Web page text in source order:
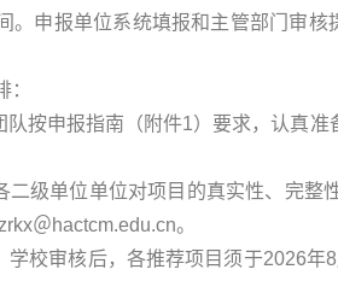
。申报单位系统填报和主管部门审
：
队按申报指南（附件1）要求，认真
二级单位单位对项目的真实性、完整
＠hactcm.edu.cn。
学校审核后，各推荐项目须于2026年